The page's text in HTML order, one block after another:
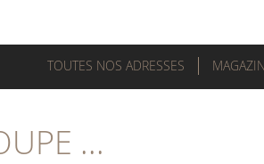
TOUTES NOS ADRESSES
...